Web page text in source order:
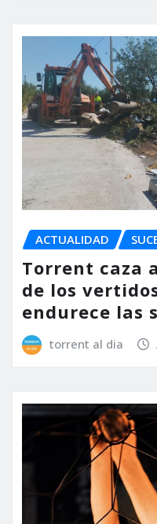
ACTUALIDAD
Torrent caza
de los
endurece las
torrent al dia